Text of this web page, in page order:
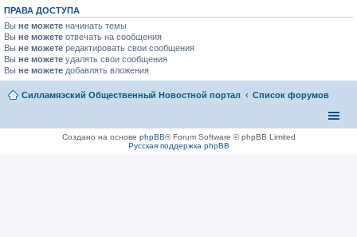
о
о
б
щ
н
и
ю
н
н
о
м
у
с
о
о
щ
и
ПРАВА ДОСТУПА
Вы не можете начинать темы
Вы не можете отвечать на сообщения
Вы не можете редактировать свои сообщения
Вы не можете удалять свои сообщения
Вы не можете добавлять вложения
Силламяэский Общественный Новостной портал Список форумов
Создано на основе phpBB® Forum Software © phpBB Limited
Русская поддержка phpBB